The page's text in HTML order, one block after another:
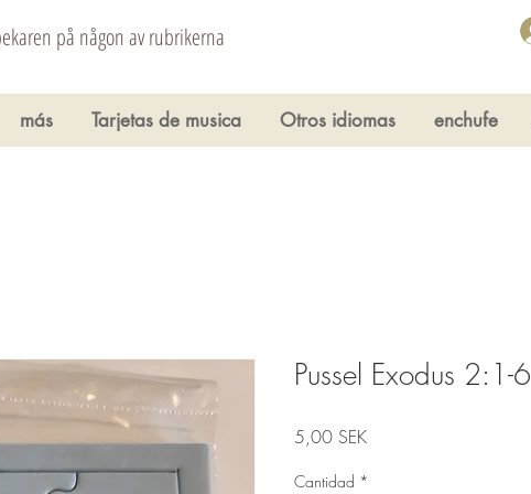
på någon av rubrikerna
más Tarjetas de musica Otros idiomas enchufe
Pussel Exodus 2:1-6
5,00 SEKPrecio
Cantidad *